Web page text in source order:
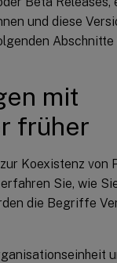
und diese
mit
früher
Koexistenz von
Sie, wie
die Begriffe